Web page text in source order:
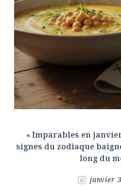
« Imparables en
signes du zodiaque
long du
janvier